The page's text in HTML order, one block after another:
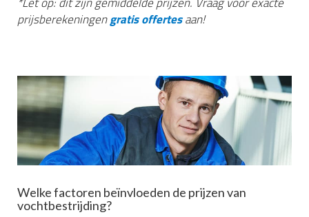
prijsberekeningengratis offertesaan!
Welke factoren beïnvloeden de prijzen van
vochtbestrijding?